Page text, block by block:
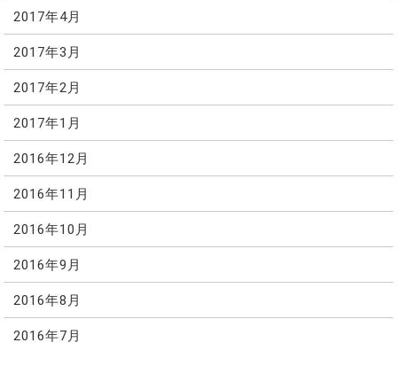
2017年4月
2017年3月
2017年2月
2017年1月
2016年12月
2016年11月
2016年10月
2016年9月
2016年8月
2016年7月